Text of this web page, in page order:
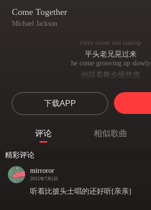
Come Together
Michael Jackson
Here come old flattop
平头老兄晃过来
he come grooving up slowly
他踩着舞步慢悠悠
眼球转得像悠悠球
He one holy roller
是个虔诚的怪咖
长发垂落到膝盖
He wear no shoeshine
下载APP
评论 相似歌曲
精彩评论
mirroror
2015年7月5日
听着比披头士唱的还好听[亲亲]